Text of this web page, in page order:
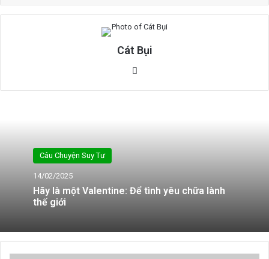
Cát Bụi
Câu Chuyện Suy Tư
14/02/2025
Hãy là một Valentine: Để tình yêu chữa lành
thế giới